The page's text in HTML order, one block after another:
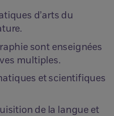
d’arts du
sont enseignées
multiples.
et scientifiques
de la langue et